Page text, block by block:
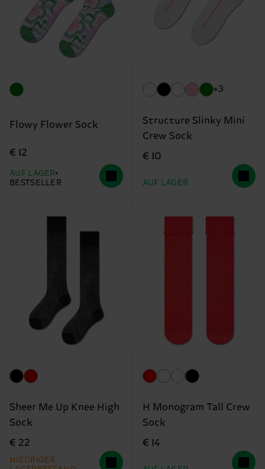
Flowy Flower Sock
€ 12
AUF LAGER
BESTSELLER
+3
Structure Slinky Mini
Crew Sock
€ 10
AUF LAGER
Sheer Me Up Knee High
Sock
€ 22
NIEDRIGER
H Monogram Tall Crew
Sock
€ 14